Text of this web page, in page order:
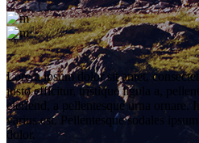
Lorem ipsum dolor sit amet,
justo efficitur, tristique ligula a,
eleifend, a pellentesque urna
varius est. Pellentesque sodales
dolor.